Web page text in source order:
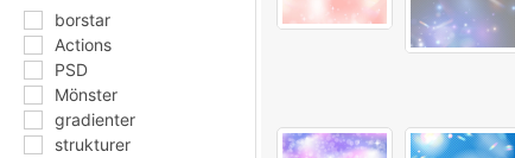
borstar
Actions
PSD
Mönster
gradienter
strukturer